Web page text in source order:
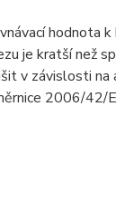
hodnota
je kratší než
v závislosti na
2006/42/